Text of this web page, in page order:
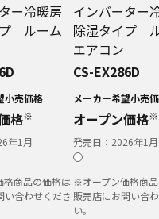
ー冷暖房
ルーム
小売価格
格※
年1月
商品の価格は
い合わせくださ
インバーター
除湿タイプ
エアコン
CS-EX286D
メーカー希望小売
オープン価格※
発売日： 2026年1月
※オープン価格商
販売店にお問い合
い。